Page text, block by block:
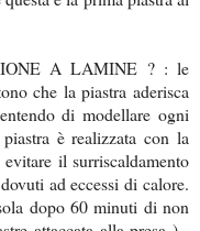
A LAMINE ? : le
che la piastra aderisca
di modellare ogni
è realizzata con la
il surriscaldamento
ad eccessi di calore.
dopo 60 minuti di non